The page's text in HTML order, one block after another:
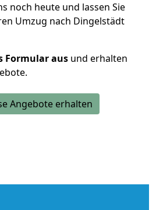
noch heute und lassen Sie
Umzug nach Dingelstädt
Formular aus und erhalten
Angebote erhalten